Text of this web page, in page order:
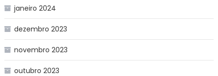
janeiro 2024
dezembro 2023
novembro 2023
outubro 2023